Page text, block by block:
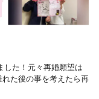
した！元々再婚願望は
た後の事を考えたら再